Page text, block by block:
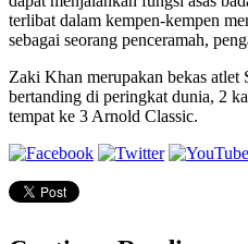
terlibat dalam kempen-kempen
sebagai seorang penceramah,
Zaki Khan merupakan bekas atlet
bertanding di peringkat dunia, 2
tempat ke 3 Arnold Classic.